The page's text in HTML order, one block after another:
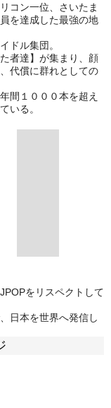
コン一位、さいたま
を達成した最強の地
ドル集団。
者達】が集まり、顔
代償に群れとしての
間１０００本を超え
いる。
をリスペクトして
日本を世界へ発信し